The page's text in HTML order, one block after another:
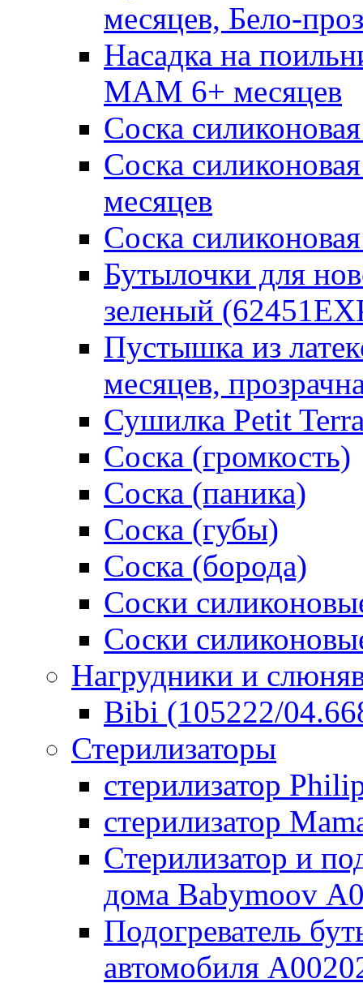
месяцев, Бело-
Насадка на
MAM 6+ месяцев
Соска
Соска
месяцев
Соска
Бутылочки для
зеленый
Пустышка из
месяцев,
Сушилка Petit
Соска (громкость)
Соска (паника)
Соска (губы)
Соска (борода)
Соски
Соски
Нагрудники и
Bibi (105222/
Стерилизаторы
стерилизатор
стерилизатор
Стерилизатор и
дома Babymoov
Подогреватель
автомобиля